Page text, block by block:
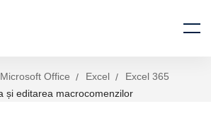
Microsoft Office Excel
Excel 365
și editarea macrocomenzilor